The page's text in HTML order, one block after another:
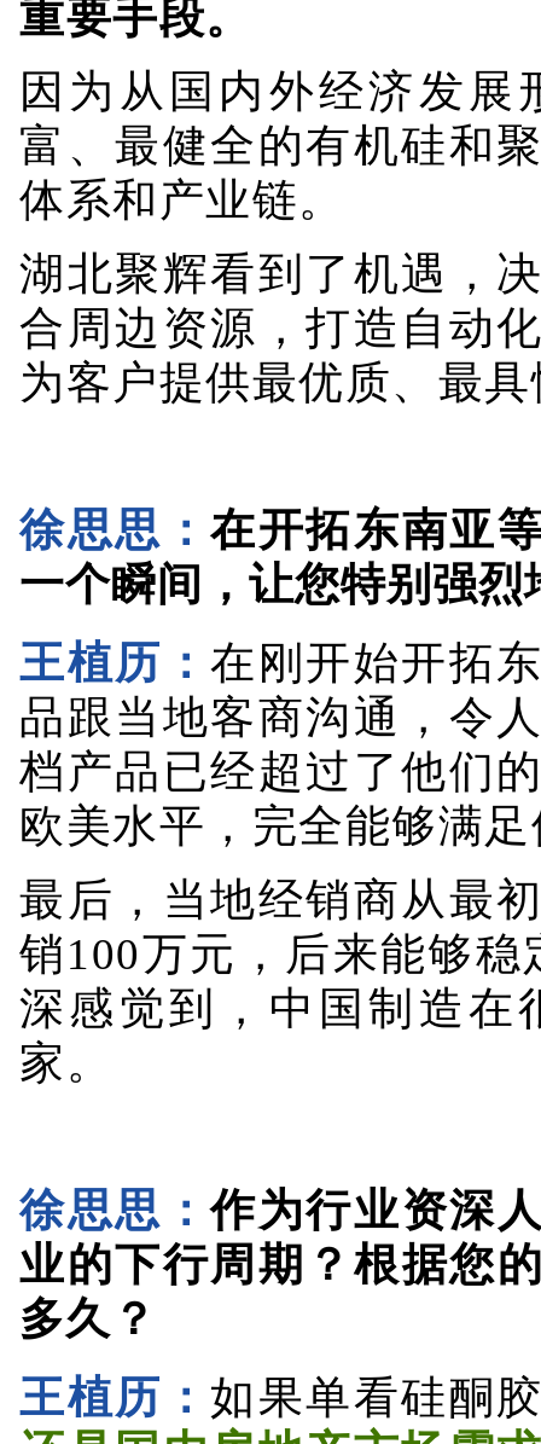
因为从国内外经济发展
富、最健全的有机硅和
体系和产业链。
湖北聚辉看到了机遇，
合周边资源，打造自动
为客户提供最优质、最
一个瞬间，让您特别强
王植历： 在刚开始开拓
品跟当地客商沟通，令
档产品已经超过了他们
欧美水平，完全能够满
最后，当地经销商从最
销100万元，后来能够
深感觉到，中国制造在
家。
业的下行周期？根据您
多久？
王植历：
还是国内房地产市场需